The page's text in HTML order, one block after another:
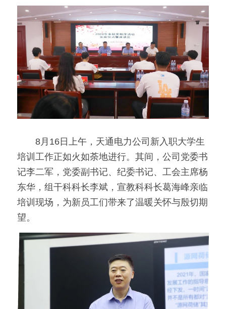
业务范围
科技创新
联系我们
搜索
8月16日上午，天通电力公司新入职大学生
培训工作正如火如荼地进行。其间，公司党委书
记李二军，党委副书记、纪委书记、工会主席杨
东华，组干科科长李斌，宣教科科长葛海峰亲临
培训现场，为新员工们带来了温暖关怀与殷切期
望。